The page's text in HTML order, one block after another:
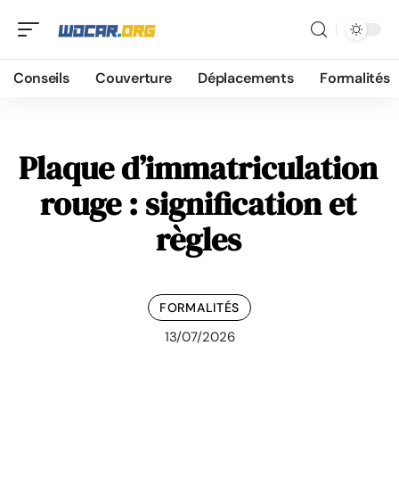
Conseils Couverture Déplacements Formalités
Plaque d’immatriculation
rouge : signification et
règles
FORMALITÉS
13/07/2026